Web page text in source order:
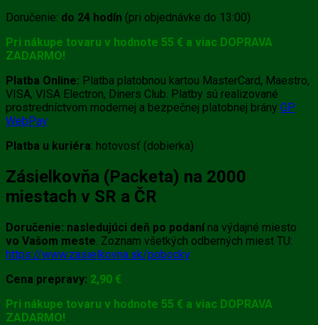
Doručenie: do 24 hodín (pri objednávke do 13:00)
Pri nákupe tovaru v hodnote 55 € a viac DOPRAVA
ZADARMO!
Platba Online: Platba platobnou kartou MasterCard, Maestro,
VISA, VISA Electron, Diners Club. Platby sú realizované
prostredníctvom modernej a bezpečnej platobnej brány GP
WebPay
Platba u kuriéra: hotovosť (dobierka)
Zásielkovňa (Packeta) na 2000
miestach v SR a ČR
Doručenie: nasledujúci deň po podanína výdajné miesto
vo Vašom meste . Zoznam všetkých odberných miest TU:
https://www.zasielkovna.sk/pobocky
Cena prepravy: 2,90 €
Pri nákupe tovaru v hodnote 55 € a viac DOPRAVA
ZADARMO!